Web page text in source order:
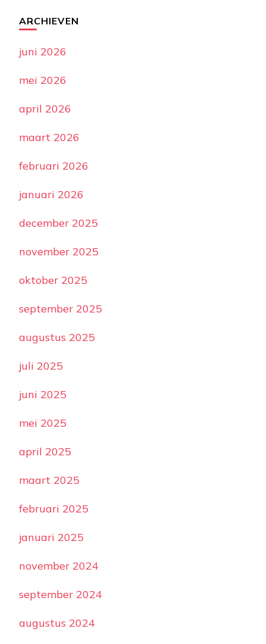
ARCHIEVEN
juni 2026
mei 2026
april 2026
maart 2026
februari 2026
januari 2026
december 2025
november 2025
oktober 2025
september 2025
augustus 2025
juli 2025
juni 2025
mei 2025
april 2025
maart 2025
februari 2025
januari 2025
november 2024
september 2024
augustus 2024